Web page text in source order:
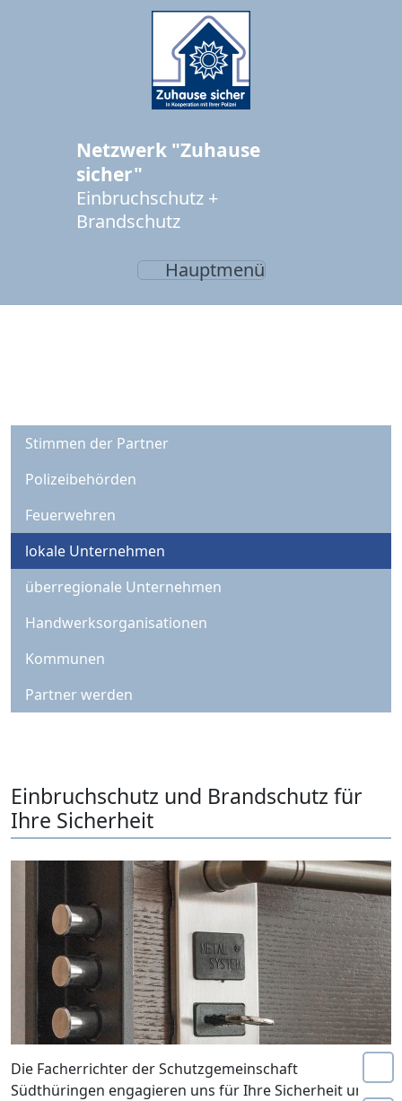
Netzwerk "Zuhause
sicher"
Einbruchschutz +
Brandschutz
Hauptmenü
Stimmen der Partner
Polizeibehörden
Feuerwehren
lokale Unternehmen
überregionale Unternehmen
Handwerksorganisationen
Kommunen
Partner werden
Einbruchschutz und Brandschutz für
Ihre Sicherheit
Die Facherrichter der Schutzgemeinschaft
Südthüringen engagieren uns für Ihre Sicherheit und